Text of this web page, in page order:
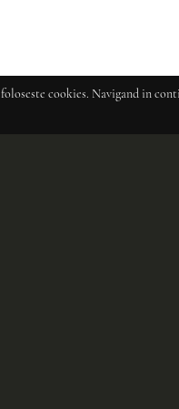
cookies. Navigand in